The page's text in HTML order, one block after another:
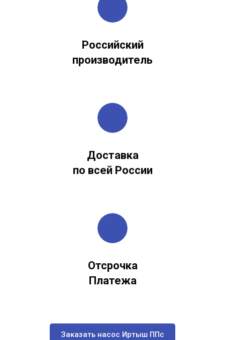
Российский
производитель
Доставка
по всей России
Отсрочка
Платежа
Заказать насос Иртыш ППс